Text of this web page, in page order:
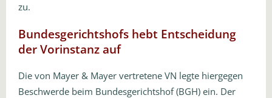
zu.
Bundesgerichtshofs hebt Entscheidung
der Vorinstanz auf
Die von Mayer & Mayer vertretene VN legte hiergegen
Beschwerde beim Bundesgerichtshof (BGH) ein. Der